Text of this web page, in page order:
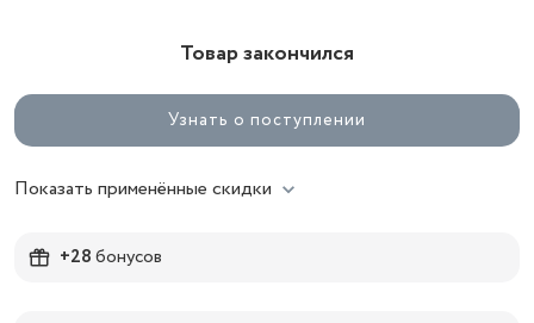
Товар закончился
Узнать о поступлении
Показать применённые скидки
+28бонусов